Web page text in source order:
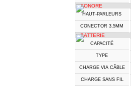
SONORE
HAUT-PARLEURS
CONECTOR 3,5MM
BATTERIE
CAPACITÉ
TYPE
CHARGE VIA CÂBLE
CHARGE SANS FIL